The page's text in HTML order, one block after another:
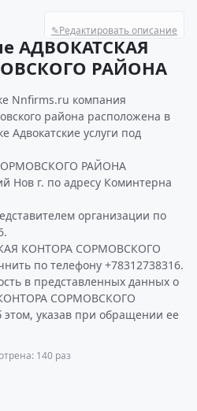
✎Редактировать описание
АДВОКАТСКАЯ
РАЙОНА
Nnfirms.ru компания
района расположена в
Адвокатские услуги под
РАЙОНА
Нов г. по адресу Коминтерна
организации по
КОНТОРА СОРМОВСКОГО
по телефону +78312738316.
в представленных данных о
СОРМОВСКОГО
указав при обращении ее
140 раз